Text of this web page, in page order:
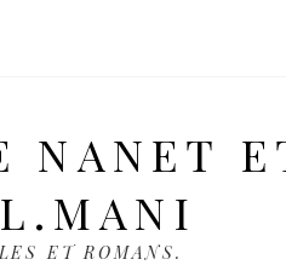
NANET
ET ROMANS.